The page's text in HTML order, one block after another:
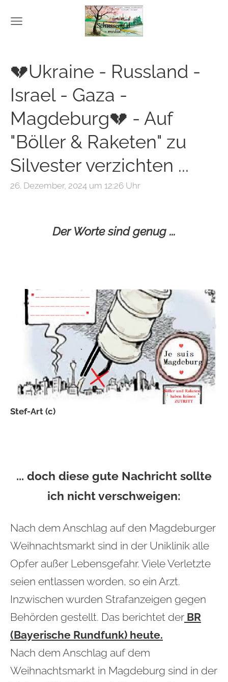
💔Ukraine - Russland -
Israel - Gaza -
Magdeburg💔 - Auf
"Böller & Raketen" zu
Silvester verzichten ...
26. Dezember, 2024 um 12:26 Uhr
Der Worte sind genug ...
Stef-Art (c)
... doch diese gute Nachricht sollte
ich nicht verschweigen:
Nach dem Anschlag auf den Magdeburger
Weihnachtsmarkt sind in der Uniklinik alle
Opfer außer Lebensgefahr. Viele Verletzte
seien entlassen worden, so ein Arzt.
Inzwischen wurden Strafanzeigen gegen
Behörden gestellt. Das berichtet der BR
(Bayerische Rundfunk) heute.
Nach dem Anschlag auf dem
Weihnachtsmarkt in Magdeburg sind in der